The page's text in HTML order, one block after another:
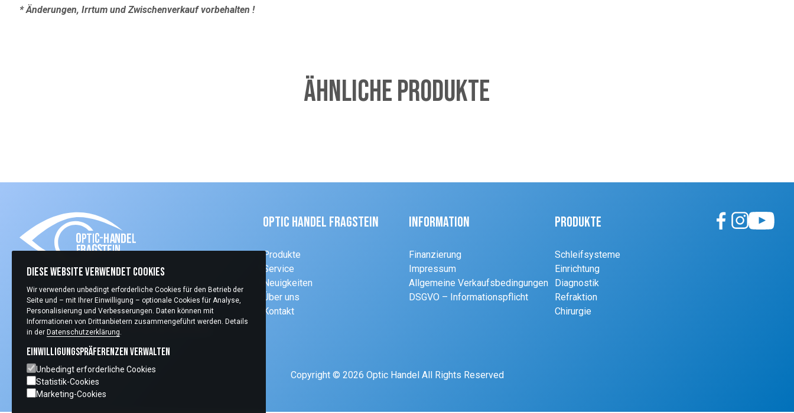
* Änderungen, Irrtum und Zwischenverkauf vorbehalten !
Ähnliche Produkte
+49 (0) 2405 409970
info@optic-handel.de
Carlo-Schmid-Straße 13 52146 Würselen
Optic Handel Fragstein
Produkte
Service
Neuigkeiten
Über uns
Kontakt
Information
Finanzierung
Impressum
Allgemeine Verkaufsbedingungen
DSGVO – Informationspflicht
Produkte
Schleifsysteme
Einrichtung
Diagnostik
Refraktion
Chirurgie
Copyright © 2026 Optic Handel All Rights Reserved
Diese Website verwendet Cookies
Wir verwenden unbedingt erforderliche Cookies für den Betrieb der
Seite und – mit Ihrer Einwilligung – optionale Cookies für Analyse,
Personalisierung und Verbesserungen. Daten können mit
Informationen von Drittanbietern zusammengeführt werden. Details
in der Datenschutzerklärung.
Einwilligungspräferenzen verwalten
Unbedingt erforderliche Cookies
Statistik-Cookies
Marketing-Cookies